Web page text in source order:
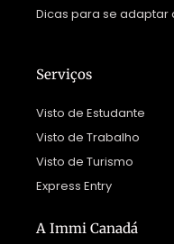
Dicas para se adaptar
Serviços
Visto de Estudante
Visto de Trabalho
Visto de Turismo
Express Entry
A Immi Canadá